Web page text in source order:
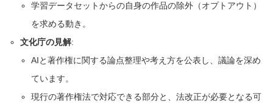
学習データセットからの自身の作品の除外（オプトアウト）
を求める動き。
文化庁の見解:
AIと著作権に関する論点整理や考え方を公表し、議論を深め
ています。
現行の著作権法で対応できる部分と、法改正が必要となる可